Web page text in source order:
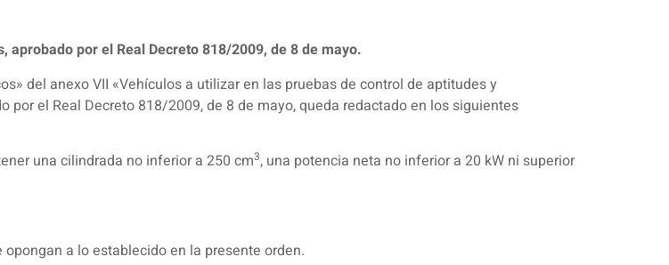
por el Real Decreto 818/2009, de 8 de mayo.
del anexo VII «Vehículos a utilizar en las pruebas de control de aptitudes y
el Real Decreto 818/2009, de 8 de mayo, queda redactado en los siguientes
una cilindrada no inferior a 250 cm3, una potencia neta no inferior a 20 kW ni superior
a lo establecido en la presente orden.